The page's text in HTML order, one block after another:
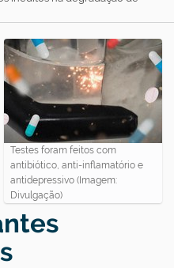
Testes foram feitos com
antibiótico, anti-inflamatório e
antidepressivo (Imagem:
Divulgação)